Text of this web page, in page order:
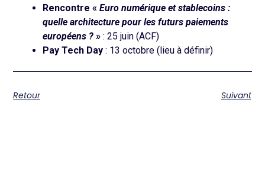
Rencontre «Euro numérique et stablecoins :
quelle architecture pour les futurs paiements
européens ?» : 25 juin (ACF)
Pay Tech Day: 13 octobre (lieu à définir)
Retour Suivant